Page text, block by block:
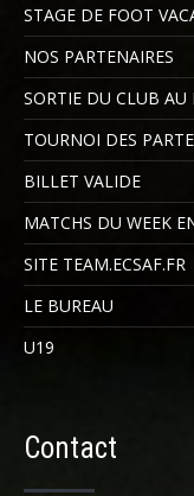
STAGE DE FOOT
NOS PARTENAIRES
SORTIE DU CLUB AU
TOURNOI DES
BILLET VALIDE
MATCHS DU WEEK
SITE TEAM.ECSAF.FR
LE BUREAU
U19
Contact